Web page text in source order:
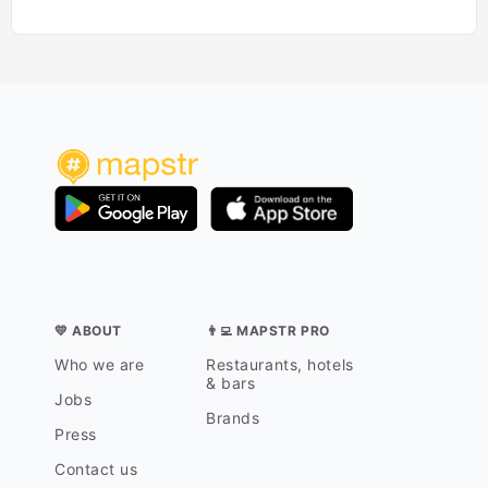
💛 ABOUT
Who we are
Jobs
Press
Contact us
👨‍💻 MAPSTR PRO
Restaurants, hotels
& bars
Brands